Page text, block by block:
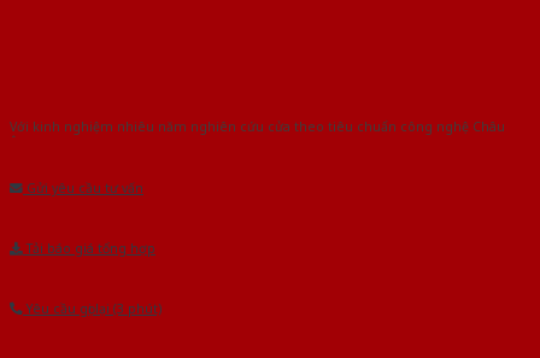
Với kinh nghiệm nhiêu năm nghiên cứu cửa theo tiêu chuẩn công nghệ Châu
Gửi yêu cầu tư vấn
Tải báo giá tổng hợp
Yêu cầu gọi lại (3 phút)